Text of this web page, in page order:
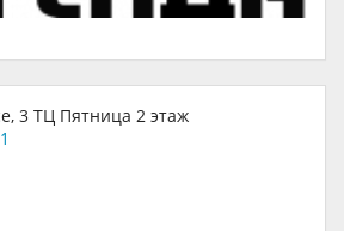
3 ТЦ Пятница 2 этаж